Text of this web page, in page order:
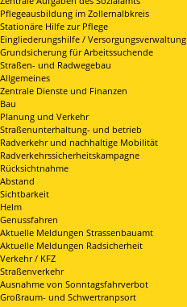
Pflegeausbildung im Zollernalbkreis
Stationäre Hilfe zur Pflege
Eingliederungshilfe / Versorgungsverwaltung
Grundsicherung für Arbeitssuchende
Straßen- und Radwegebau
Allgemeines
Zentrale Dienste und Finanzen
Bau
Planung und Verkehr
Straßenunterhaltung- und betrieb
Radverkehr und nachhaltige Mobilität
Radverkehrssicherheitskampagne
Rücksichtnahme
Abstand
Sichtbarkeit
Helm
Genussfahren
Aktuelle Meldungen Strassenbauamt
Aktuelle Meldungen Radsicherheit
Verkehr / KFZ
Straßenverkehr
Ausnahme von Sonntagsfahrverbot
Großraum- und Schwertranpsort